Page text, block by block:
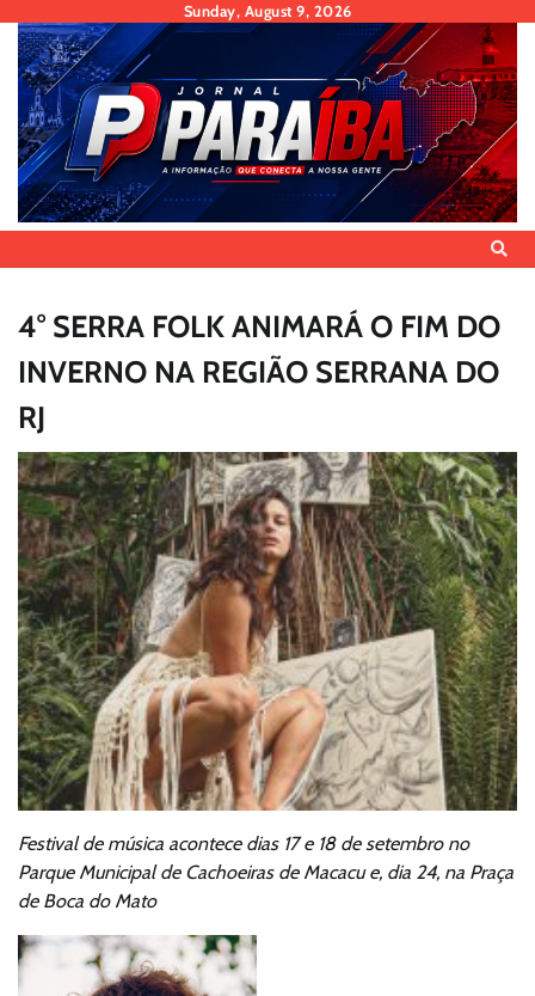
content
Sunday, August 9, 2026
4° SERRA FOLK ANIMARÁ O FIM DO
INVERNO NA REGIÃO SERRANA DO
RJ
Festival de música acontece dias 17 e 18 de setembro no
Parque Municipal de Cachoeiras de Macacu e, dia 24, na Praça
de Boca do Mato